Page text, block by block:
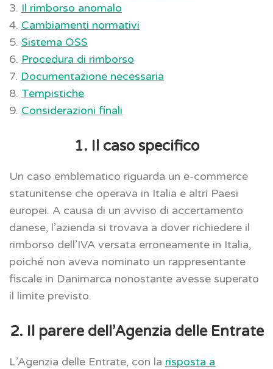
3. Il rimborso anomalo
4. Cambiamenti normativi
5. Sistema OSS
6. Procedura di rimborso
7. Documentazione necessaria
8. Tempistiche
9. Considerazioni finali
1. Il caso specifico
Un caso emblematico riguarda un e-commerce
statunitense che operava in Italia e altri Paesi
europei. A causa di un avviso di accertamento
danese, l’azienda si trovava a dover richiedere il
rimborso dell’IVA versata erroneamente in Italia,
poiché non aveva nominato un rappresentante
fiscale in Danimarca nonostante avesse superato
il limite previsto.
2. Il parere dell’Agenzia delle Entrate
L’Agenzia delle Entrate, con la risposta a